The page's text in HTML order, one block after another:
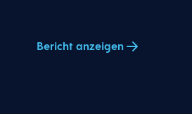
Bericht anzeigen